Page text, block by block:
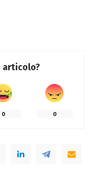
articolo?
0 0